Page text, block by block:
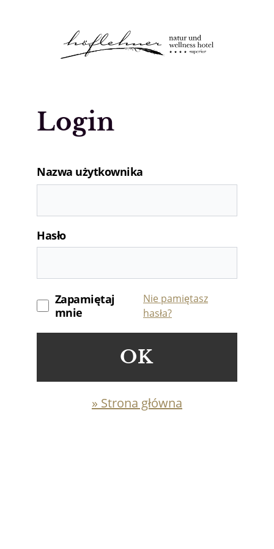
Logo Natur- und Wellnesshotel
Login
Nazwa użytkownika
Hasło
Zapamiętaj
mnie
Nie pamiętasz
hasła?
OK
» Strona główna